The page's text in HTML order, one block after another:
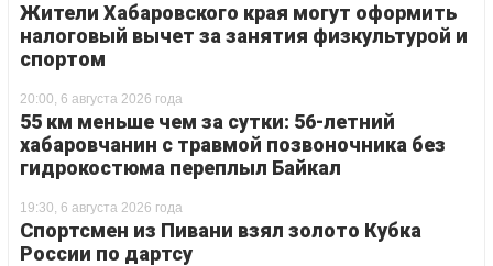
Жители Хабаровского края могут оформить
налоговый вычет за занятия физкультурой и
спортом
20:00, 6 августа 2026 года
55 км меньше чем за сутки: 56-летний
хабаровчанин с травмой позвоночника без
гидрокостюма переплыл Байкал
19:30, 6 августа 2026 года
Спортсмен из Пивани взял золото Кубка
России по дартсу